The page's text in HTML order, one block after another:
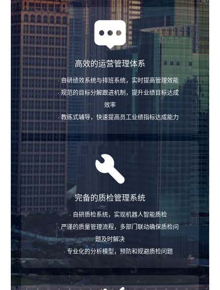
高效的运营管理体系
· 自研绩效系统与排班系统，实时提高管理效能
· 规范的目标分解跟进机制，提升业绩目标达成
效率
· 教练式辅导，快速提高员工业绩指标达成能力
完备的质检管理系统
· 自研质检系统，实现机器人智能质检
· 严谨的质量管理流程，多部门联动确保质检问
题及时解决
· 专业化的分析模型，预防和规避质检问题